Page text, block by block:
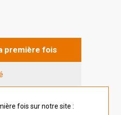
première fois
fois sur notre site :